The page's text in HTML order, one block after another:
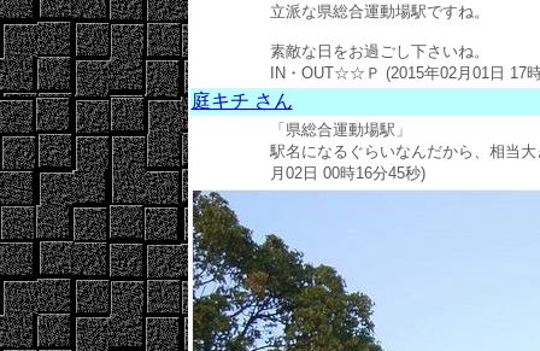
立派な県総合運動場駅ですね。
素敵な日をお過ごし下さいね。
IN・OUT☆☆Ｐ (2015年02月01日 17
庭キチ さん
「県総合運動場駅」
駅名になるぐらいなんだから、相当
月02日 00時16分45秒)